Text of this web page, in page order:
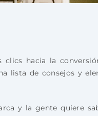
hacia la
lista de consejos y
y la gente quiere